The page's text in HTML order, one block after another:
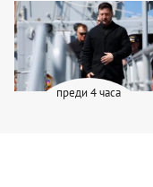
преди 4 часа